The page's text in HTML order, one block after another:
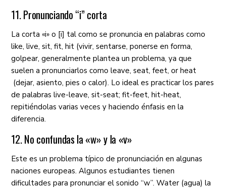
11. Pronunciando “i” corta
La corta «i» o [i] tal como se pronuncia en palabras como
like, live, sit, fit, hit (vivir, sentarse, ponerse en forma,
golpear, generalmente plantea un problema, ya que
suelen a pronunciarlos como leave, seat, feet, or heat
(dejar, asiento, pies o calor). Lo ideal es practicar los pares
de palabras live-leave, sit-seat; fit-feet, hit-heat,
repitiéndolas varias veces y haciendo énfasis en la
diferencia.
12. No confundas la «w» y la «v»
Este es un problema típico de pronunciación en algunas
naciones europeas. Algunos estudiantes tienen
dificultades para pronunciar el sonido “w”. Water (agua) la